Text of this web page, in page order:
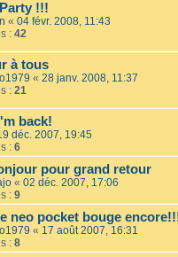
!!!
« 04 févr. 2008, 11:43
: 42
à tous
« 28 janv. 2008, 11:37
: 21
back!
déc. 2007, 19:45
: 6
pour grand retour
« 02 déc. 2007, 17:06
: 9
neo pocket bouge
« 17 août 2007, 16:31
: 8